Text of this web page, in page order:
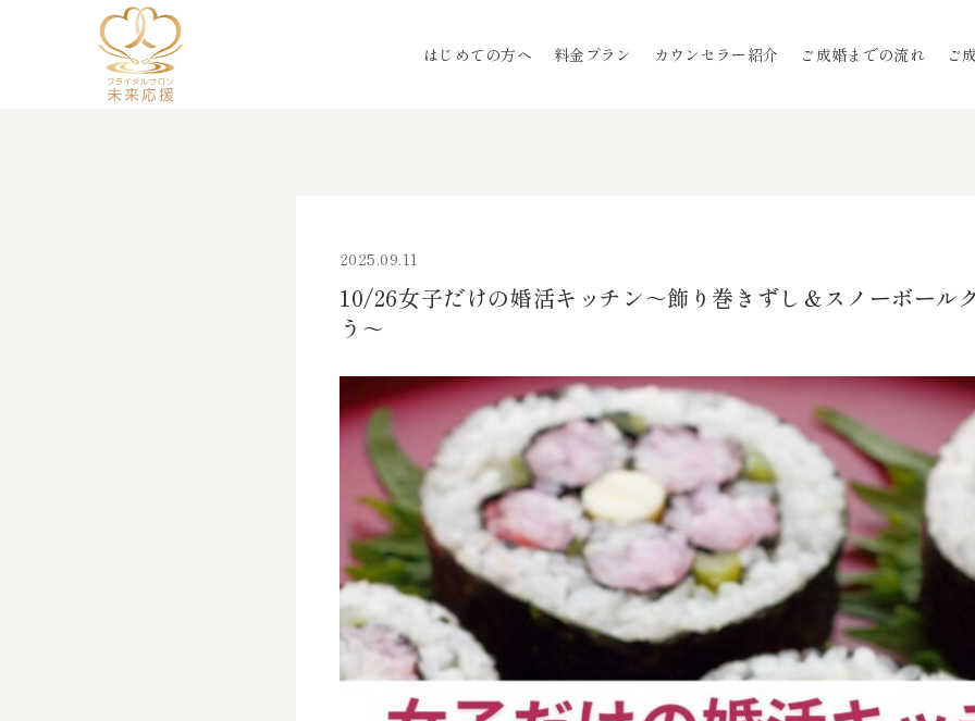
はじめての方へ 料金プラン カウンセラー紹介 ご成婚までの流れ ご
2025.09.11
10/26女子だけの婚活キッチン～飾り巻きずし＆スノーボール
う～